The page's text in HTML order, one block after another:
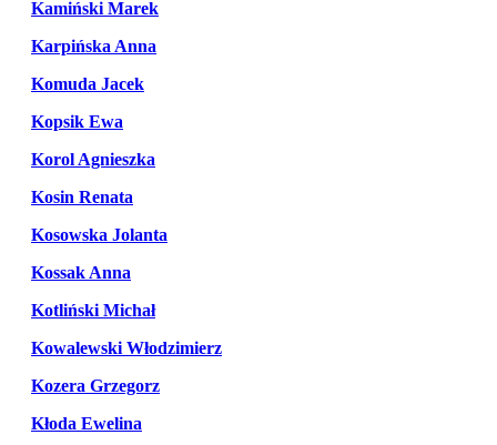
Kamiński Marek
Karpińska Anna
Komuda Jacek
Kopsik Ewa
Korol Agnieszka
Kosin Renata
Kosowska Jolanta
Kossak Anna
Kotliński Michał
Kowalewski Włodzimierz
Kozera Grzegorz
Kłoda Ewelina